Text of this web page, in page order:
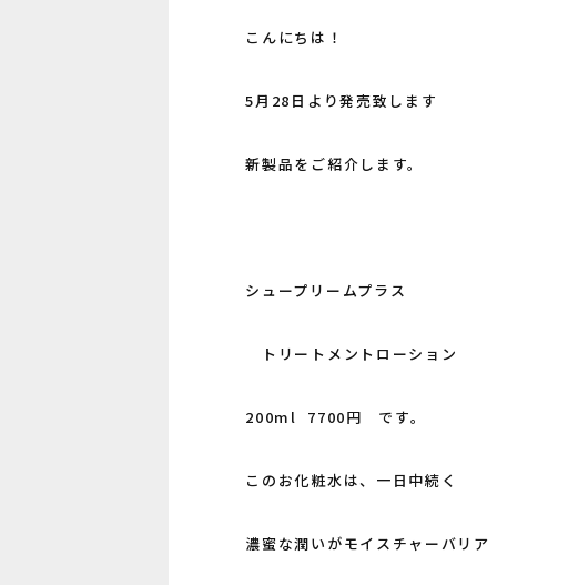
こんにちは！
5月28日より発売致します
新製品をご紹介します。
シュープリームプラス
トリートメントローション
200ml 7700円 です。
このお化粧水は、一日中続く
濃蜜な潤いがモイスチャーバリア